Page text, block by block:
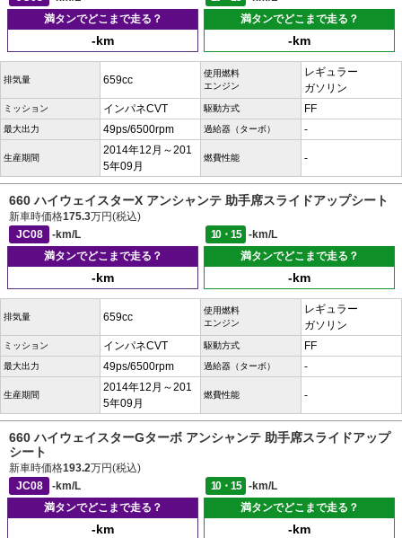
満タンでどこまで走る？
-km
満タンでどこまで走る？
-km
排気量 659cc
使用燃料
エンジン
レギュラー
ガソリン
ミッション インパネCVT 駆動方式 FF
最大出力 49ps/6500rpm 過給器（ターボ） -
生産期間
2014年12月～201
5年09月
燃費性能 -
660 ハイウェイスターX アンシャンテ 助手席スライドアップシート
新車時価格175.3万円(税込)
JC08
-km/L 10・15
-km/L
満タンでどこまで走る？
-km
満タンでどこまで走る？
-km
排気量 659cc
使用燃料
エンジン
レギュラー
ガソリン
ミッション インパネCVT 駆動方式 FF
最大出力 49ps/6500rpm 過給器（ターボ） -
生産期間
2014年12月～201
5年09月
燃費性能 -
660 ハイウェイスターGターボ アンシャンテ 助手席スライドアップ
シート
新車時価格193.2万円(税込)
JC08
-km/L 10・15
-km/L
満タンでどこまで走る？
-km
満タンでどこまで走る？
-km